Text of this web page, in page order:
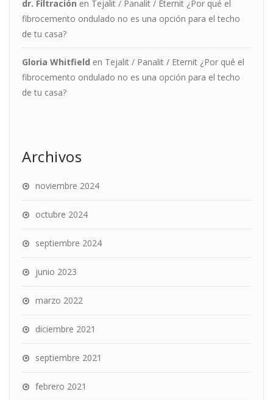
dr. Filtración en Tejalit / Panalit / Eternit ¿Por qué el
fibrocemento ondulado no es una opción para el techo
de tu casa?
Gloria Whitfield en Tejalit / Panalit / Eternit ¿Por qué el
fibrocemento ondulado no es una opción para el techo
de tu casa?
Archivos
noviembre 2024
octubre 2024
septiembre 2024
junio 2023
marzo 2022
diciembre 2021
septiembre 2021
febrero 2021